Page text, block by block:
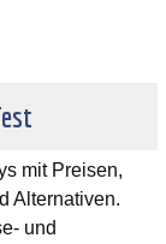
mit Preisen,
Alternativen.
und